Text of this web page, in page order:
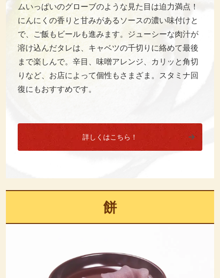
ムいっぱいのグローブのような見た目は迫力満点！
にんにくの香りと甘みがあるソースの濃い味付けと
で、ご飯もビールも進みます。ジューシーな肉汁が
溶け込んだタレは、キャベツの千切りに絡めて最後
まで楽しんで。辛目、味噌アレンジ、カリッと角切
りなど、お店によって個性もさまざま。スタミナ回
復にもおすすめです。
詳しくはこちら！
餅